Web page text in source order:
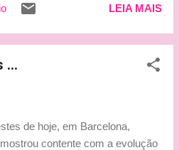
potencial comprador da
pouco. Quando retornamos a
vento e poeira, e ficou difícil
por que nosso acerto está bom".
LEIA MAIS
...
de hoje, em Barcelona,
contente com a evolução